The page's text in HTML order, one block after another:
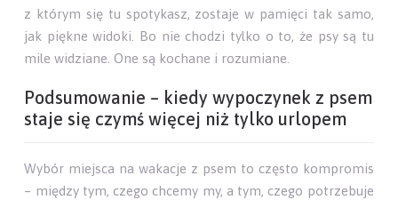
z którym się tu spotykasz, zostaje w pamięci tak samo,
jak piękne widoki. Bo nie chodzi tylko o to, że psy są tu
mile widziane. One są kochane i rozumiane.
Podsumowanie – kiedy wypoczynek z psem
staje się czymś więcej niż tylko urlopem
Wybór miejsca na wakacje z psem to często kompromis
– między tym, czego chcemy my, a tym, czego potrzebuje